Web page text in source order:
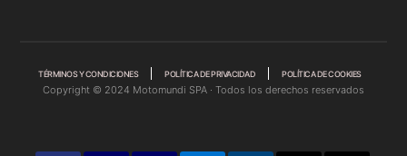
TÉRMINOS Y CONDICIONES POLÍTICA DE PRIVACIDAD POLÍTICA DE COOKIES
Copyright © 2024 Motomundi SPA · Todos los derechos reservados